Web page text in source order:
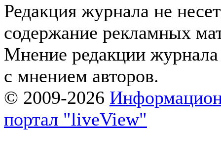
Редакция журнала не
содержание рекламных
Мнение редакции журнала
с мнением авторов.
© 2009-2026
портал "liveView"